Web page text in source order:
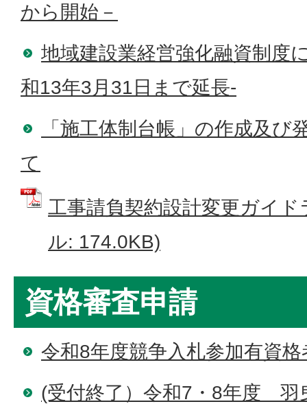
から開始－
地域建設業経営強化融資制度
和13年3月31日まで延長-
「施工体制台帳」の作成及び
て
工事請負契約設計変更ガイ
ル: 174.0KB)
資格審査申請
令和8年度競争入札参加有資格
(受付終了）令和7・8年度 羽